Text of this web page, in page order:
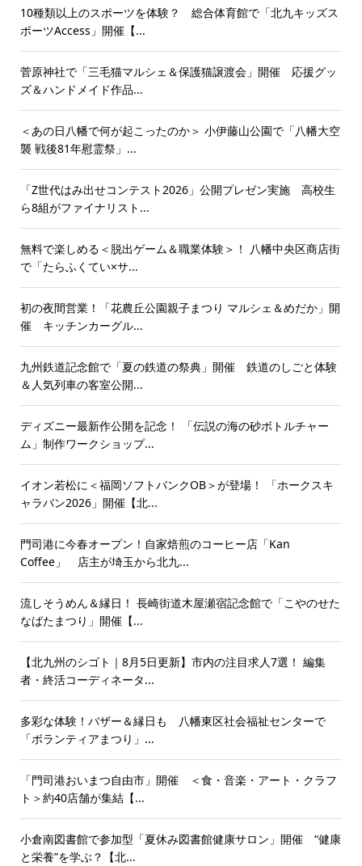
10種類以上のスポーツを体験？ 総合体育館で「北九キッズス
ポーツAccess」開催【...
菅原神社で「三毛猫マルシェ＆保護猫譲渡会」開催 応援グッ
ズ＆ハンドメイド作品...
＜あの日八幡で何が起こったのか＞ 小伊藤山公園で「八幡大空
襲 戦後81年慰霊祭」...
「Z世代はみ出せコンテスト2026」公開プレゼン実施 高校生
ら8組がファイナリスト...
無料で楽しめる＜脱出ゲーム＆職業体験＞！ 八幡中央区商店街
で「たらふくてい×サ...
初の夜間営業！「花農丘公園親子まつり マルシェ＆めだか」開
催 キッチンカーグル...
九州鉄道記念館で「夏の鉄道の祭典」開催 鉄道のしごと体験
＆人気列車の客室公開...
ディズニー最新作公開を記念！ 「伝説の海の砂ボトルチャー
ム」制作ワークショップ...
イオン若松に＜福岡ソフトバンクOB＞が登場！ 「ホークスキ
ャラバン2026」開催【北...
門司港に今春オープン！自家焙煎のコーヒー店「Kan
Coffee」 店主が埼玉から北九...
流しそうめん＆縁日！ 長崎街道木屋瀬宿記念館で「こやのせた
なばたまつり」開催【...
【北九州のシゴト｜8月5日更新】市内の注目求人7選！ 編集
者・終活コーディネータ...
多彩な体験！バザー＆縁日も 八幡東区社会福祉センターで
「ボランティアまつり」...
「門司港おいまつ自由市」開催 ＜食・音楽・アート・クラフ
ト＞約40店舗が集結【...
小倉南図書館で参加型「夏休み図書館健康サロン」開催 “健康
と栄養”を学ぶ？【北...